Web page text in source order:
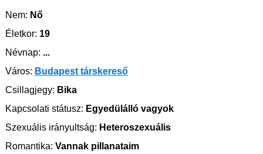
Nem: Nő
Életkor: 19
Névnap: ...
Város: Budapest társkereső
Csillagjegy: Bika
Kapcsolati státusz: Egyedülálló vagyok
Szexuális irányultság: Heteroszexuális
Romantika: Vannak pillanataim